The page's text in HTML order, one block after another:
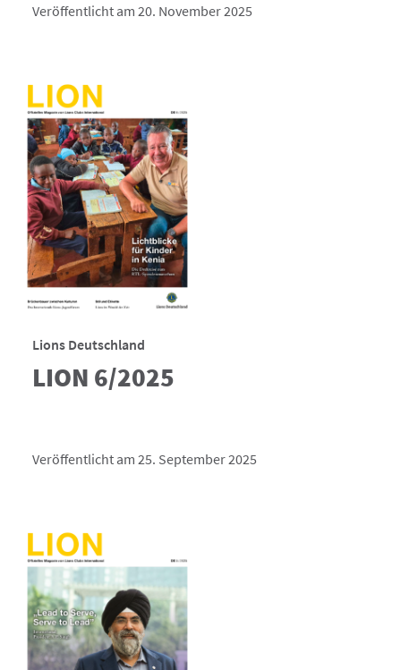
Veröffentlicht am 20. November 2025
Lions Deutschland
LION 6/2025
Veröffentlicht am 25. September 2025